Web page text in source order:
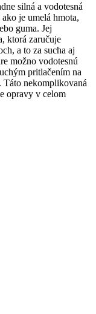
silná a vodotesná
je umelá hmota,
guma. Jej
ktorá zaručuje
a to za sucha aj
možno vodotesnú
pritlačením na
Táto nekomplikovaná
opravy v celom